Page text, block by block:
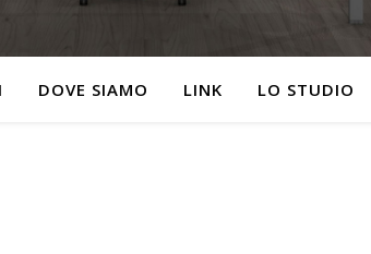
DOVE SIAMO LINK LO STUDIO